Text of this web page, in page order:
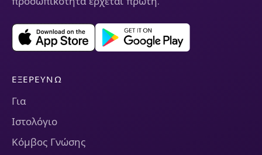
ΕΞΕΡΕΥΝΏ
Για
Ιστολόγιο
Κόμβος Γνώσης